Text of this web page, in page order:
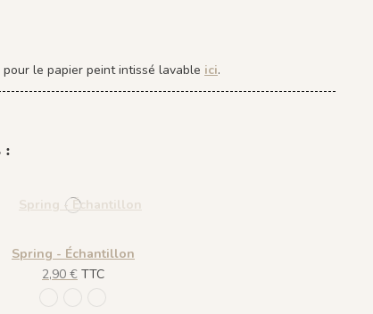
le papier peint intissé lavable ici.
:
Spring - Échantillon
2,90 € TTC